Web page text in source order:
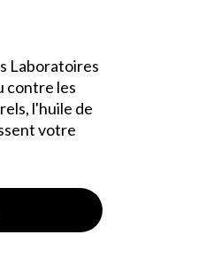
Laboratoires
contre les
l'huile de
votre